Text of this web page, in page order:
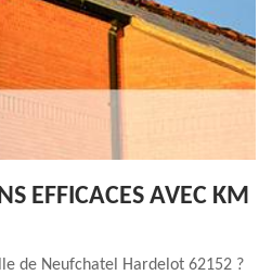
EFFICACES AVEC KM
de Neufchatel Hardelot 62152 ?